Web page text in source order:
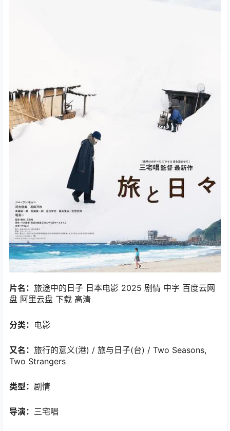
片名： 旅途中的日子 日本电影 2025 剧情 中字 百度云网
盘 阿里云盘 下载 高清
分类： 电影
又名： 旅行的意义(港) / 旅与日子(台) / Two Seasons,
Two Strangers
类型： 剧情
导演： 三宅唱